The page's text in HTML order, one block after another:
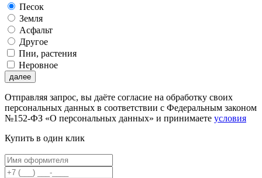
Песок
Земля
Асфальт
Другое
Пни, растения
Неровное
далее
Отправляя запрос, вы даёте согласие на обработку своих
персональных данных в соответствии с Федеральным законом
№152-ФЗ «О персональных данных» и принимаете условия
Купить в один клик